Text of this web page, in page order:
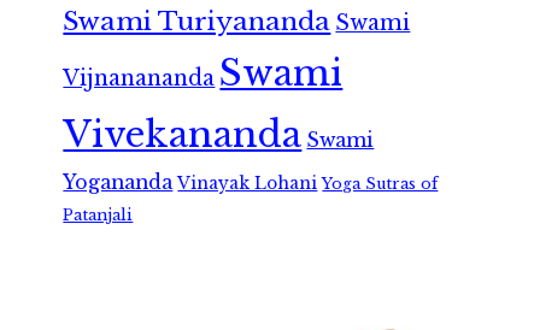
Swami Turiyananda Swami
Vijnanananda Swami
Vivekananda Swami
Yogananda Vinayak Lohani Yoga Sutras of
Patanjali